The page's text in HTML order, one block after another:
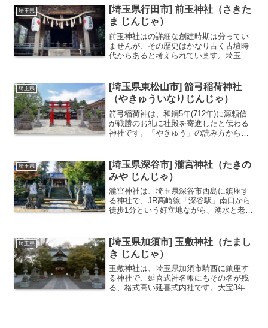
ることから、出世明神とも呼ばれます。
高句麗からの渡来人...
埼玉県
[埼玉県行田市] 前玉神社（さきた
ま じんじゃ）
前玉神社はの詳細な創建時期は分ってい
ませんが、その歴史はかなり古く古墳時
代からあると考えられています。埼玉古
きたまひめのみこと)と前玉彦命(さきた
まひこのみこと)は、...
埼玉県
[埼玉県東松山市] 箭弓稲荷神社
（やきゅういなりじんじゃ）
箭弓稲荷神は、和銅5年(712年)に源頼信
が戦勝のお礼に社殿を寄進したと伝わる
神社です。「やきゅう」の読み方から野
にある約1300株が見事な花を咲かせま
す。野球関係者...
埼玉県
[埼玉県深谷市] 瀧宮神社（たきの
みや じんじゃ）
瀧宮神社は、埼玉県深谷市西島に鎮座す
る神社で、JR高崎線「深谷駅」南口から
徒歩1分という好立地ながら、湧水と老樹
が、秩父山地に降った雨が荒川の流れと
なり地中深くを通って湧...
埼玉県
[埼玉県加須市] 玉敷神社（たまし
き じんじゃ）
玉敷神社は、埼玉県加須市騎西に鎮座す
る神社で、延喜式神名帳にもその名が残
る、格式高い延喜式内社です。大宝3年